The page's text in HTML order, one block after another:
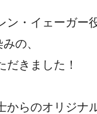
ン・イェーガー
の、
だきました！
からのオリジナ